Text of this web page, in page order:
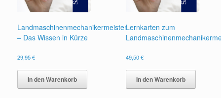
Landmaschinenmechanikermeister
– Das Wissen in Kürze
29,95€
In den Warenkorb
Lernkarten zum
49,50€
In den Warenkorb